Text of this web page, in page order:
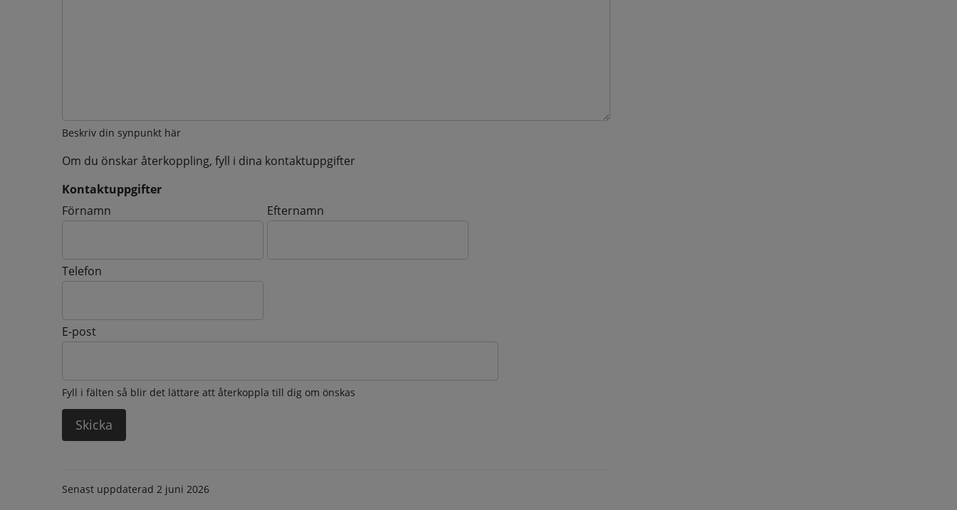
Beskriv din synpunkt här
Om du önskar återkoppling, fyll i dina kontaktuppgifter
Kontaktuppgifter
Kontaktuppgifter
Förnamn Efternamn
Telefon
E-post
Fyll i fälten så blir det lättare att återkoppla till dig om önskas
Senast uppdaterad 2 juni 2026